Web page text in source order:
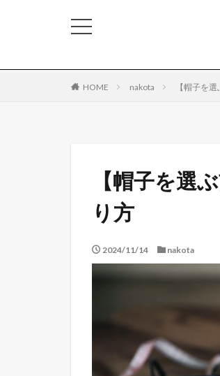
HOME nakota 【帽子を
【帽子を選
り方
2024/11/14 nakota